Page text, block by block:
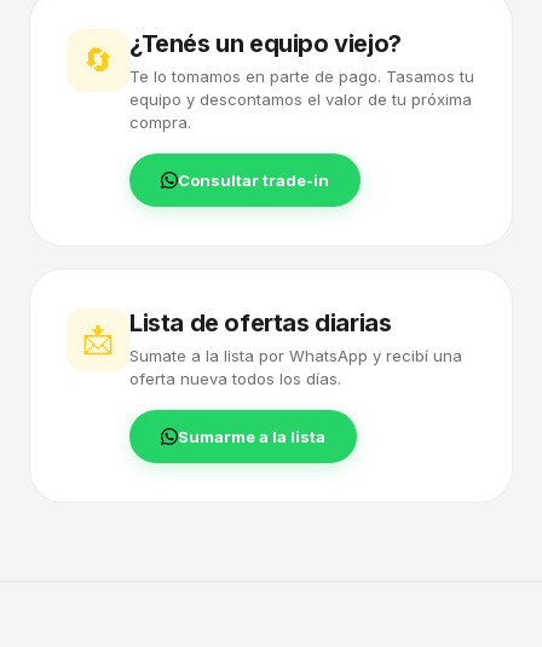
🔄 ¿Tenés un equipo viejo?
Te lo tomamos en parte de pago. Tasamos tu
equipo y descontamos el valor de tu próxima
compra.
Consultar trade-in
📩 Lista de ofertas diarias
Sumate a la lista por WhatsApp y recibí una
oferta nueva todos los días.
Sumarme a la lista